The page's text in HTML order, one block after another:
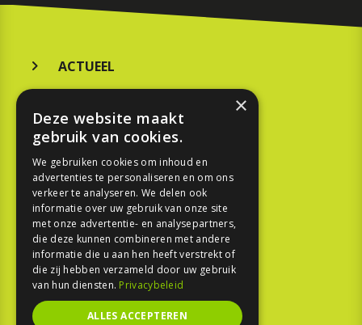
ACTUEEL
KOOPGIDS
TESTEN
SPORT
REPORTAGE
TOUREN
NIEUWSBRIEF
×
Deze website maakt
gebruik van cookies.
We gebruiken cookies om inhoud en
advertenties te personaliseren en om ons
verkeer te analyseren. We delen ook
informatie over uw gebruik van onze site
met onze advertentie- en analysepartners,
die deze kunnen combineren met andere
informatie die u aan hen heeft verstrekt of
die zij hebben verzameld door uw gebruik
van hun diensten. Privacybeleid
ALLES ACCEPTEREN